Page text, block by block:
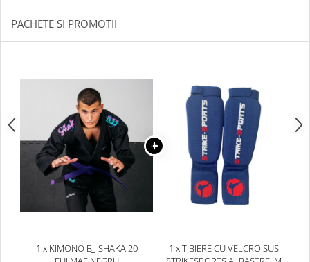
PACHETE SI PROMOTII
1 x KIMONO BJJ SHAKA 20
1 x TIBIERE CU VELCRO SUS